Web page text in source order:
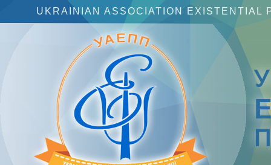
UKRAINIAN ASSOCIATION EXISTENTIAL